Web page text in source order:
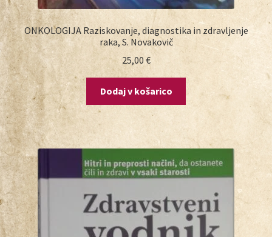
ONKOLOGIJA Raziskovanje, diagnostika in zdravljenje
raka, S. Novakovič
25,00 €
Dodaj v košarico